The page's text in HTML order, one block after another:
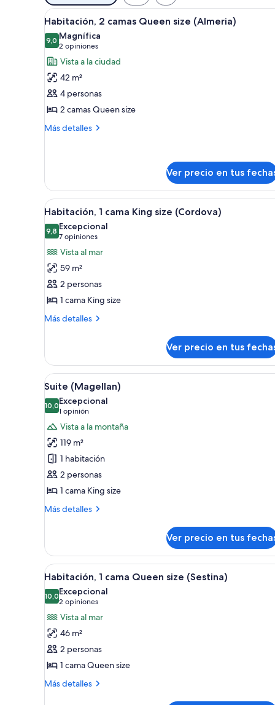
disponibles
para
las
habitaciones
Ver
todas
las
fotos
de
Habitación,
2
camas
Queen
Habitación de hotel con dos
7
Habitación, 2 camas Queen size (Almeria)
9,09,0 de 10
Magnífica
2 opiniones
(2
opiniones)
Vista a la ciudad
42 m²
4 personas
2 camas Queen size
Más detalles
Más
camas
Queen
size
(Almeria)
Ver precio en tus
Ver
todas
las
fotos
de
Habitación,
1
cama
King
Un baño moderno con ducha,
10
Habitación, 1 cama King size (Cordova)
9,89,8 de 10
Excepcional
7 opiniones
(7
opiniones)
Vista al mar
59 m²
2 personas
1 cama King size
Más detalles
Más
1
cama
King
(Cordova)
Ver precio en tus
Ver
todas
las
fotos
de
Suite
(Magellan)
Habitación de hotel con
5
Suite (Magellan)
10,010,0 de 10
Excepcional
1 opinión
(1
opinión)
Vista a la montaña
119 m²
1 habitación
2 personas
1 cama King size
Más detalles
Más
(Magellan)
Ver precio en tus
Ver
todas
las
fotos
de
Habitación,
1
cama
Queen
Habitación de hotel con
4
Habitación, 1 cama Queen size (Sestina)
10,010,0 de 10
Excepcional
2 opiniones
(2
opiniones)
Vista al mar
46 m²
2 personas
1 cama Queen size
Más detalles
Más